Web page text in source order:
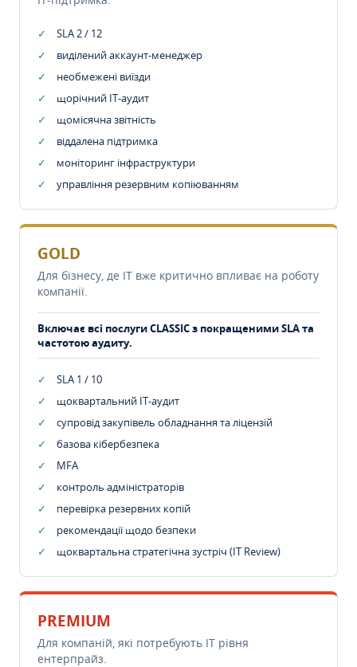
SLA 2 / 12
виділений аккаунт-менеджер
необмежені виїзди
щорічний IT-аудит
щомісячна звітність
віддалена підтримка
моніторинг інфраструктури
управління резервним копіюванням
GOLD
Для бізнесу, де IT вже критично впливає на роботу
компанії.
Включає всі послуги CLASSIC з покращеними SLA та
частотою аудиту.
SLA 1 / 10
щоквартальний IT-аудит
супровід закупівель обладнання та ліцензій
базова кібербезпека
MFA
контроль адміністраторів
перевірка резервних копій
рекомендації щодо безпеки
щоквартальна стратегічна зустріч (IT Review)
PREMIUM
Для компаній, які потребують ІТ рівня
ентерпрайз.